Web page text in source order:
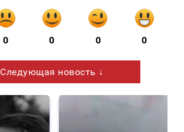
0 0 0 0
Следующая новость ↓